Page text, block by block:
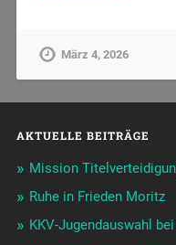
März 4, 2026
AKTUELLE BEITRÄGE
Mission
Ruhe in Frieden Moritz
KKV-Jugendauswahl